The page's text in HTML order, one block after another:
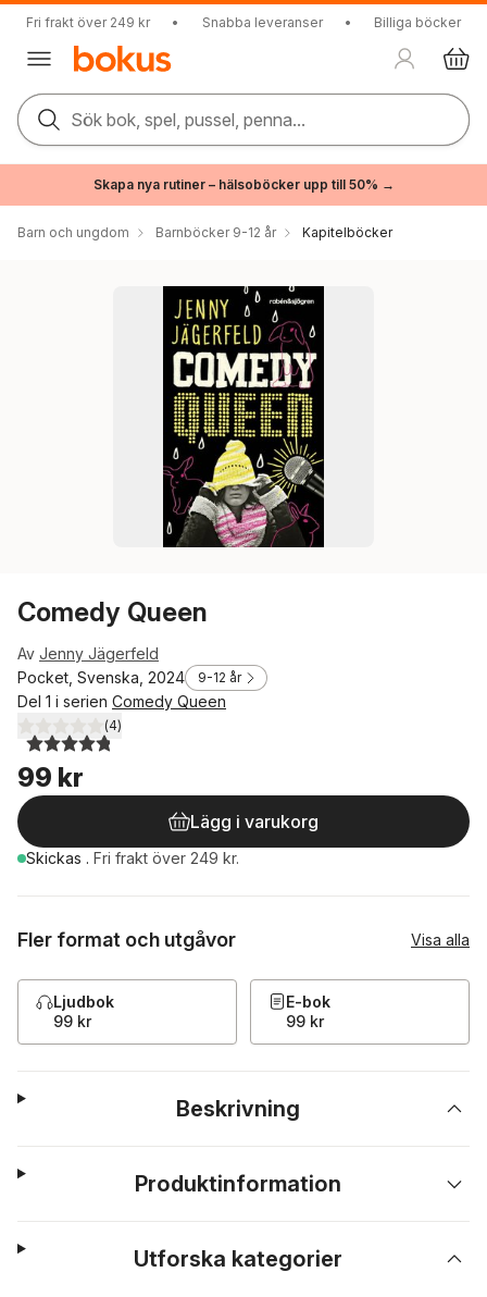
Fri frakt över 249 kr • Snabba leveranser • Billiga böcker
Sök bok, spel, pussel, penna...
Skapa nya rutiner – hälsoböcker upp till 50% →
Barn och ungdom Barnböcker 9-12 år Kapitelböcker
Comedy Queen
Av Jenny Jägerfeld
Pocket, Svenska, 2024
9-12 år
Del 1 i serien Comedy Queen
4,8utav 5 stjärnor. Totalt antal röster:
(4)
99 kr
Lägg i varukorg
Skickas . Fri frakt över 249 kr.
Fler format och utgåvor Visa alla
Ljudbok
99 kr
E-bok
99 kr
Beskrivning
Produktinformation
Utforska kategorier